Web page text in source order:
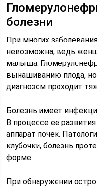
болезни
При многих
невозможна, ведь
малыша.
вынашиванию плода,
диагнозом проходит
Болезнь имеет
В процессе ее
аппарат почек.
клубочки, болезнь
форме.
При обнаружении